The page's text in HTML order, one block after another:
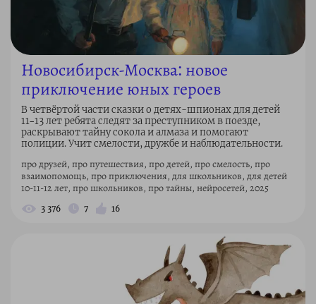
Новосибирск-Москва: новое
приключение юных героев
В четвёртой части сказки о детях-шпионах для детей
11–13 лет ребята следят за преступником в поезде,
раскрывают тайну сокола и алмаза и помогают
полиции. Учит смелости, дружбе и наблюдательности.
про друзей, про путешествия, про детей, про смелость, про
взаимопомощь, про приключения, для школьников, для детей
10-11-12 лет, про школьников, про тайны, нейросетей, 2025
3 376 7 16